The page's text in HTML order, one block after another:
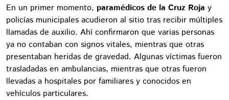
En un primer momento, paramédicos de la Cruz Roja y
policías municipales acudieron al sitio tras recibir múltiples
llamadas de auxilio. Ahí confirmaron que varias personas
ya no contaban con signos vitales, mientras que otras
presentaban heridas de gravedad. Algunas víctimas fueron
trasladadas en ambulancias, mientras que otras fueron
llevadas a hospitales por familiares y conocidos en
vehículos particulares.